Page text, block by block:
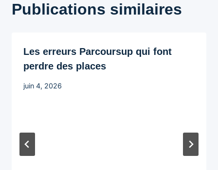
Publications similaires
Les erreurs Parcoursup qui font
perdre des places
juin 4, 2026